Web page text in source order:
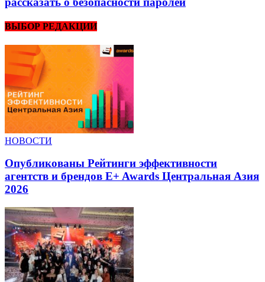
ВЫБОР РЕДАКЦИИ
НОВОСТИ
Опубликованы Рейтинги эффективности
агентств и брендов E+ Awards Центральная Азия
2026